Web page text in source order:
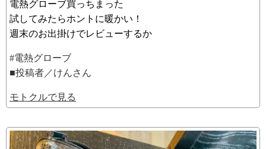
電熱グローブ買っちまった
試してみたらホントに暖かい！
週末のお出掛けでレビューするか
#電熱グローブ
■投稿者／けんさん
モトクルで見る